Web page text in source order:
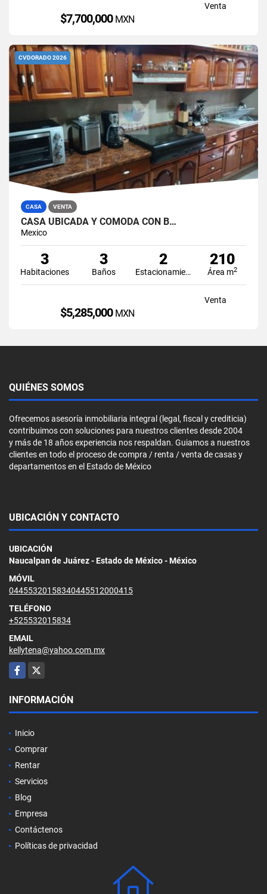
Venta
$7,700,000 MXN
CVDORADO 2026
CASA VENTA
CASA UBICADA Y CÓMODA CON B…
Mexico
3
Habitaciones
3
Baños
2
Estacionamiento
210
Área m2
Venta
$5,285,000 MXN
QUIÉNES SOMOS
Ofrecemos asesoría inmobiliaria integral (legal, fiscal y crediticia)
contribuimos con soluciones para nuestros clientes desde 2004
y más de 18 años experiencia nos respaldan. Guiamos a nuestros
clientes en todo el proceso de compra / renta / venta de casas y
departamentos en el Estado de México
UBICACIÓN Y CONTACTO
UBICACIÓN
Naucalpan de Juárez - Estado de México - México
MÓVIL
04455320158340445512000415
TELÉFONO
+525532015834
EMAIL
kellytena@yahoo.com.mx
Facebook
X
INFORMACIÓN
Inicio
Comprar
Rentar
Servicios
Blog
Empresa
Contáctenos
Políticas de privacidad